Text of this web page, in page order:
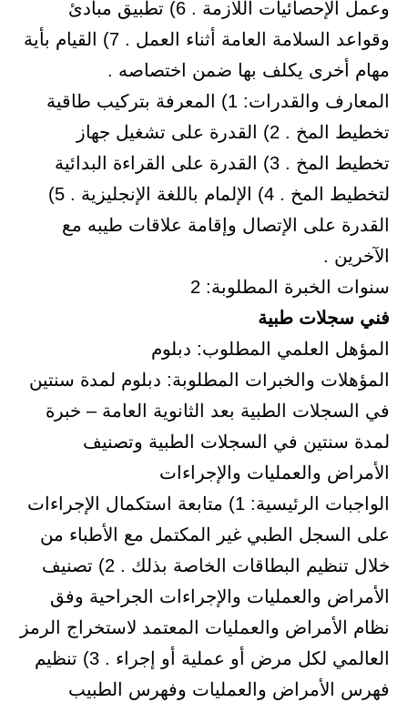
وعمل الإحصائيات اللازمة . 6) تطبيق مبادئ
وقواعد السلامة العامة أثناء العمل . 7) القيام بأية
مهام أخرى يكلف بها ضمن اختصاصه .
المعارف والقدرات: 1) المعرفة بتركيب طاقية
تخطيط المخ . 2) القدرة على تشغيل جهاز
تخطيط المخ . 3) القدرة على القراءة البدائية
لتخطيط المخ . 4) الإلمام باللغة الإنجليزية . 5)
القدرة على الإتصال وإقامة علاقات طيبه مع
الآخرين .
سنوات الخبرة المطلوبة: 2
فني سجلات طبية
المؤهل العلمي المطلوب: دبلوم
المؤهلات والخبرات المطلوبة: دبلوم لمدة سنتين
في السجلات الطبية بعد الثانوية العامة – خبرة
لمدة سنتين في السجلات الطبية وتصنيف
الأمراض والعمليات والإجراءات
الواجبات الرئيسية: 1) متابعة استكمال الإجراءات
على السجل الطبي غير المكتمل مع الأطباء من
خلال تنظيم البطاقات الخاصة بذلك . 2) تصنيف
الأمراض والعمليات والإجراءات الجراحية وفق
نظام الأمراض والعمليات المعتمد لاستخراج الرمز
العالمي لكل مرض أو عملية أو إجراء . 3) تنظيم
فهرس الأمراض والعمليات وفهرس الطبيب